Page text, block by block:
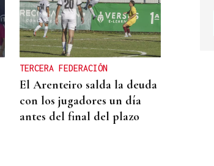
TERCERA FEDERACIÓN
El Arenteiro salda la deuda
con los jugadores un día
antes del final del plazo